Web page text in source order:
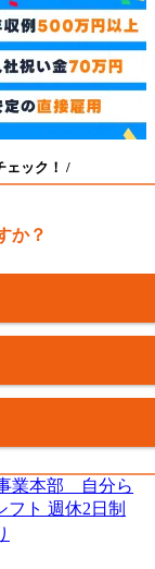
ェック！ /
か？